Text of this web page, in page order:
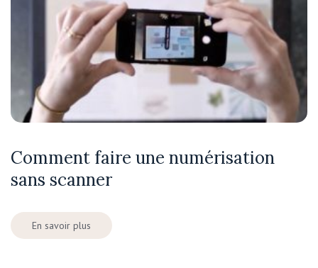
Comment faire une numérisation
sans scanner
En savoir plus